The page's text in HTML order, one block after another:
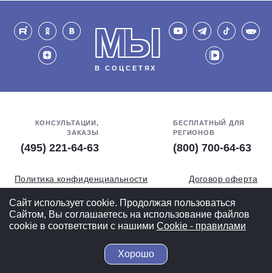
МЫ
В СОЦСЕТЯХ
КОНСУЛЬТАЦИИ,
ЗАКАЗЫ
(495) 221-64-63
БЕСПЛАТНЫЙ ДЛЯ
РЕГИОНОВ
(800) 700-64-63
Политика конфиденциальности
Договор оферта
Обработка персональных данных
СОУТ
Полная версия
© 2004-2026 ВелоСклад.ру - более 20 лет радуем Вас!
Сайт использует cookie. Продолжая пользоваться
Сайтом, Вы соглашаетесь на использование файлов
cookie в соответствии с нашими Cookiе - правилами
Хорошо